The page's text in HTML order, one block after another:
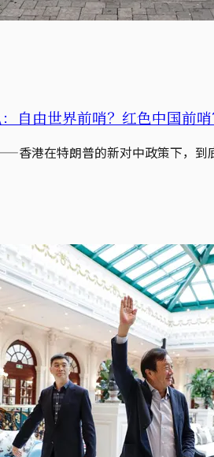
自由世界前哨？红色中国前
香港在特朗普的新对中政策下，到